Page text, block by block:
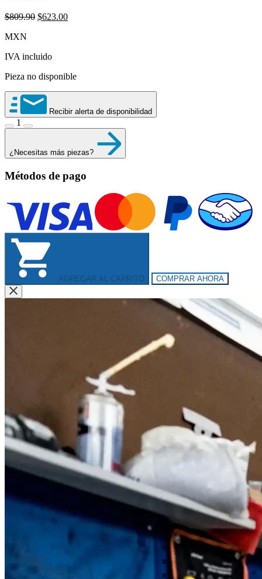
$809.90 Original
$623.00Current
MXN
IVA incluido
Pieza no disponible
Recibir alerta de disponibilidad
1
¿Necesitas más piezas?
Métodos de pago
AGREGAR AL CARRITO COMPRAR AHORA